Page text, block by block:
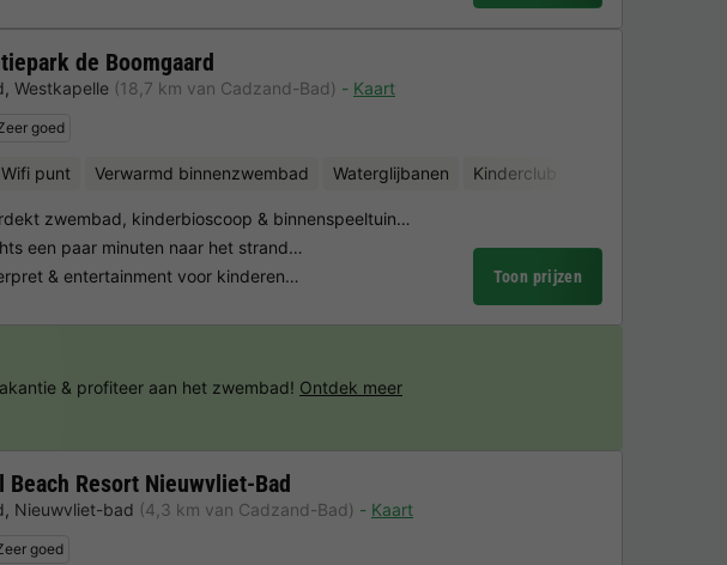
de Boomgaard
, Westkapelle (18,7 km van Cadzand-Bad)
Kaart
goed
punt Verwarmd binnenzwembad Waterglijbanen Kinderclub
zwembad, kinderbioscoop & binnenspeeltuin…
een paar minuten naar het strand…
& entertainment voor kinderen…
Toon prijzen
Beach Resort Nieuwvliet-Bad
, Nieuwvliet-bad (4,3 km van Cadzand-Bad)
Kaart
goed
& profiteer aan het zwembad! Ontdek meer